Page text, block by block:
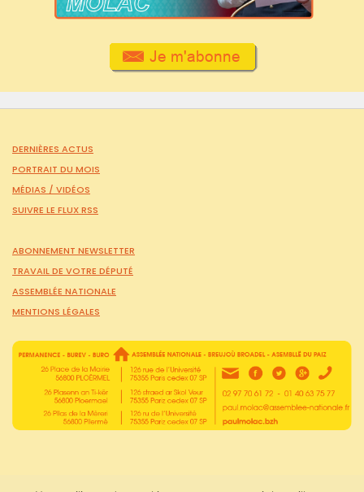
DERNIÈRES ACTUS
PORTRAIT DU MOIS
MÉDIAS / VIDÉOS
SUIVRE LE FLUX RSS
ABONNEMENT NEWSLETTER
TRAVAIL DE VOTRE DÉPUTÉ
ASSEMBLÉE NATIONALE
MENTIONS LÉGALES